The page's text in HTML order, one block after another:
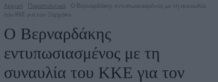
Αρχική Παραπολιτικά
Ο Βερναρδάκης εντυπωσιασμένος με τη συναυλία
του ΚΚΕ για τον Ξαρχάκο
Ο Βερναρδάκης
εντυπωσιασμένος με τη
συναυλία του ΚΚΕ για τον